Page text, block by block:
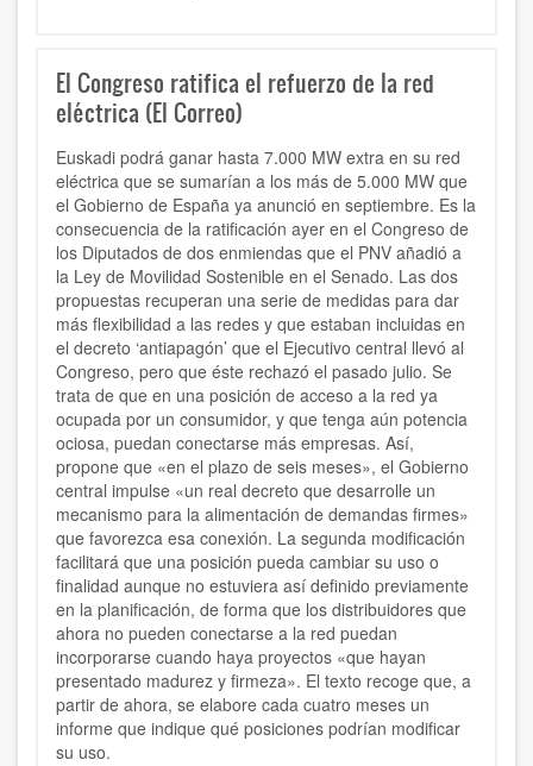
El Congreso ratifica el refuerzo de la red
eléctrica (El Correo)
Euskadi podrá ganar hasta 7.000 MW extra en su red
eléctrica que se sumarían a los más de 5.000 MW que
el Gobierno de España ya anunció en septiembre. Es la
consecuencia de la ratificación ayer en el Congreso de
los Diputados de dos enmiendas que el PNV añadió a
la Ley de Movilidad Sostenible en el Senado. Las dos
propuestas recuperan una serie de medidas para dar
más flexibilidad a las redes y que estaban incluidas en
el decreto ‘antiapagón’ que el Ejecutivo central llevó al
Congreso, pero que éste rechazó el pasado julio. Se
trata de que en una posición de acceso a la red ya
ocupada por un consumidor, y que tenga aún potencia
ociosa, puedan conectarse más empresas. Así,
propone que «en el plazo de seis meses», el Gobierno
central impulse «un real decreto que desarrolle un
mecanismo para la alimentación de demandas firmes»
que favorezca esa conexión. La segunda modificación
facilitará que una posición pueda cambiar su uso o
finalidad aunque no estuviera así definido previamente
en la planificación, de forma que los distribuidores que
ahora no pueden conectarse a la red puedan
incorporarse cuando haya proyectos «que hayan
presentado madurez y firmeza». El texto recoge que, a
partir de ahora, se elabore cada cuatro meses un
informe que indique qué posiciones podrían modificar
su uso.